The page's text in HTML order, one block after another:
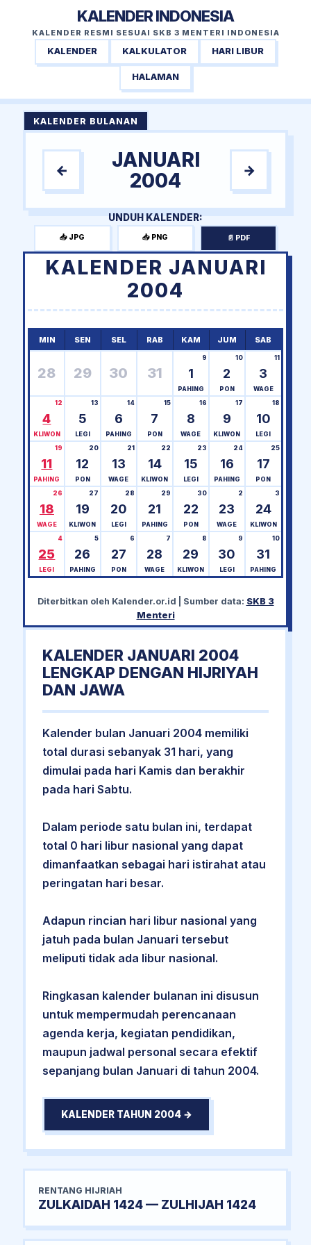
KALENDER INDONESIA
KALENDER RESMI SESUAI SKB 3 MENTERI INDONESIA
KALENDER KALKULATOR HARI LIBUR
HALAMAN
KALENDER BULANAN
←
JANUARI
2004
→
UNDUH KALENDER:
📥 JPG 📥 PNG 📄 PDF
KALENDER JANUARI
2004
MIN SEN SEL RAB KAM JUM SAB
28 29 30 31 1
9
PAHING
2
10
PON
3
11
WAGE
4
12
KLIWON
5
13
LEGI
6
14
PAHING
7
15
PON
8
16
WAGE
9
17
KLIWON
10
18
LEGI
11
19
PAHING
12
20
PON
13
21
WAGE
14
22
KLIWON
15
23
LEGI
16
24
PAHING
17
25
PON
18
26
WAGE
19
27
KLIWON
20
28
LEGI
21
29
PAHING
22
30
PON
23
2
WAGE
24
3
KLIWON
25
4
LEGI
26
5
PAHING
27
6
PON
28
7
WAGE
29
8
KLIWON
30
9
LEGI
31
10
PAHING
Diterbitkan oleh Kalender.or.id | Sumber data: SKB 3
Menteri
KALENDER JANUARI 2004
LENGKAP DENGAN HIJRIYAH
DAN JAWA
Kalender bulan Januari 2004 memiliki
total durasi sebanyak 31 hari, yang
dimulai pada hari Kamis dan berakhir
pada hari Sabtu.
Dalam periode satu bulan ini, terdapat
total 0 hari libur nasional yang dapat
dimanfaatkan sebagai hari istirahat atau
peringatan hari besar.
Adapun rincian hari libur nasional yang
jatuh pada bulan Januari tersebut
meliputi tidak ada libur nasional.
Ringkasan kalender bulanan ini disusun
untuk mempermudah perencanaan
agenda kerja, kegiatan pendidikan,
maupun jadwal personal secara efektif
sepanjang bulan Januari di tahun 2004.
KALENDER TAHUN 2004 →
RENTANG HIJRIAH
ZULKAIDAH 1424 — ZULHIJAH 1424